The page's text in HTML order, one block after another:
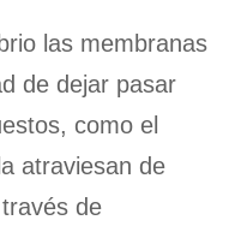
las membranas
de dejar pasar
como el
atraviesan de
de